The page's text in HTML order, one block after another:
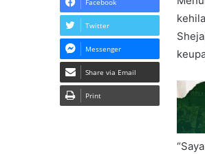
Facebook
Twitter
Messenger
Share via Email
Print